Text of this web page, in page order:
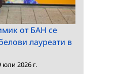
от БАН се
лауреати в
юли 2026 г.